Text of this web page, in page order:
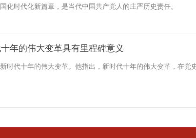
时代化新篇章，是当代中国共产党人的庄严历史责任。
年的伟大变革具有里程碑意义
时代十年的伟大变革。他指出，新时代十年的伟大变革，在党